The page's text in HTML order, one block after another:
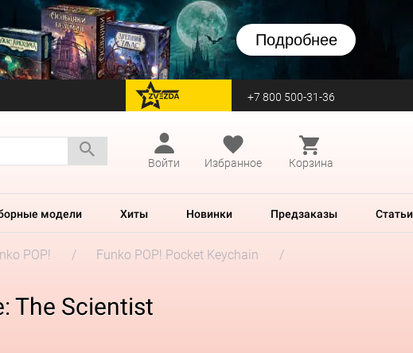
Подробнее
перейти на Zvezda +7 800 500-31-36
Войти
Избранное Корзина
модели Хиты Новинки Предзаказы Статьи
POP!
Funko POP! Pocket Keychain
The Scientist